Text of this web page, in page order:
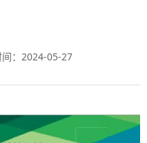
：2024-05-27